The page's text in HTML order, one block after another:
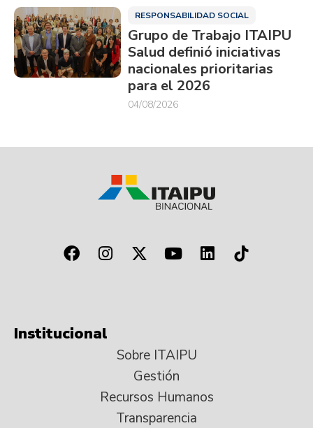
RESPONSABILIDAD SOCIAL
Grupo de Trabajo ITAIPU
Salud definió iniciativas
nacionales prioritarias
para el 2026
04/08/2026
Institucional
Sobre ITAIPU
Gestión
Recursos Humanos
Transparencia